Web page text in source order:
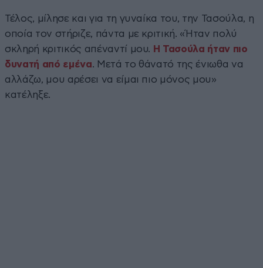
Τέλος, μίλησε και για τη γυναίκα του, την Τασούλα, η
οποία τον στήριζε, πάντα με κριτική. «Ήταν πολύ
σκληρή κριτικός απέναντί μου. Η Τασούλα ήταν πιο
δυνατή από εμένα. Μετά το θάνατό της ένιωθα να
αλλάζω, μου αρέσει να είμαι πιο μόνος μου»
κατέληξε.